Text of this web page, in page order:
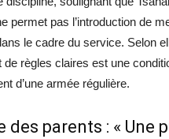
permet pas l’introduction de
le cadre du service. Selon
de règles claires est une
d’une armée régulière.
des parents : « Une